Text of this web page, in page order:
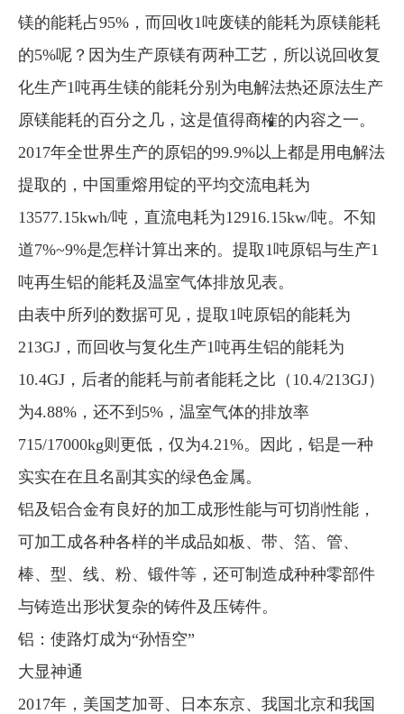
镁的能耗占95%，而回收1吨废镁的能耗为原镁能耗
的5%呢？因为生产原镁有两种工艺，所以说回收复
化生产1吨再生镁的能耗分别为电解法热还原法生产
原镁能耗的百分之几，这是值得商榷的内容之一。
2017年全世界生产的原铝的99.9%以上都是用电解法
提取的，中国重熔用锭的平均交流电耗为
13577.15kwh/吨，直流电耗为12916.15kw/吨。不知
道7%~9%是怎样计算出来的。提取1吨原铝与生产1
吨再生铝的能耗及温室气体排放见表。
由表中所列的数据可见，提取1吨原铝的能耗为
213GJ，而回收与复化生产1吨再生铝的能耗为
10.4GJ，后者的能耗与前者能耗之比（10.4/213GJ）
为4.88%，还不到5%，温室气体的排放率
715/17000kg则更低，仅为4.21%。因此，铝是一种
实实在在且名副其实的绿色金属。
铝及铝合金有良好的加工成形性能与可切削性能，
可加工成各种各样的半成品如板、带、箔、管、
棒、型、线、粉、锻件等，还可制造成种种零部件
与铸造出形状复杂的铸件及压铸件。
铝：使路灯成为“孙悟空”
大显神通
2017年，美国芝加哥、日本东京、我国北京和我国